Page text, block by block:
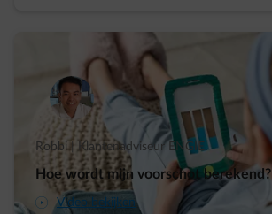
Robbi | Klantenadviseur ENGIE
Hoe wordt mijn voorschot berekend?
arrow-play-fwd Video bekijken